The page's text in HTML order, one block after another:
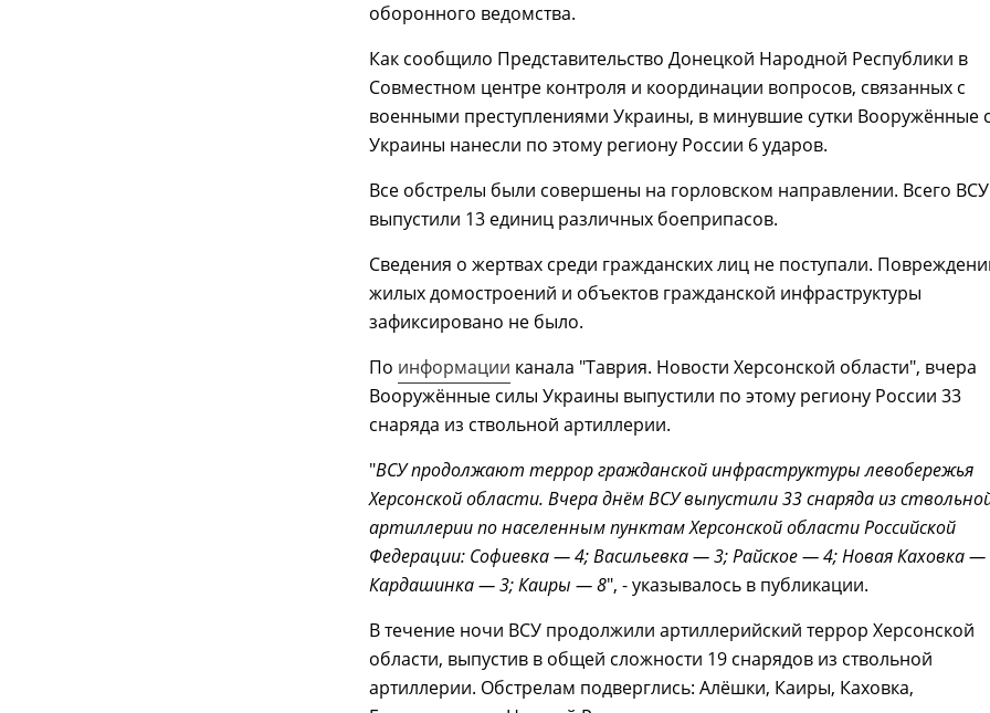
оборонного ведомства.
Как сообщило Представительство Донецкой Народной Республики в
Совместном центре контроля и координации вопросов, связанных с
военными преступлениями Украины, в минувшие сутки Вооружённые
Украины нанесли по этому региону России 6 ударов.
Все обстрелы были совершены на горловском направлении. Всего ВСУ
выпустили 13 единиц различных боеприпасов.
Сведения о жертвах среди гражданских лиц не поступали.
жилых домостроений и объектов гражданской инфраструктуры
зафиксировано не было.
По информации канала "Таврия. Новости Херсонской области", вчера
Вооружённые силы Украины выпустили по этому региону России 33
снаряда из ствольной артиллерии.
"ВСУ продолжают террор гражданской инфраструктуры левобережья
Херсонской области. Вчера днём ВСУ выпустили 33 снаряда из
артиллерии по населенным пунктам Херсонской области Российской
Федерации: Софиевка — 4; Васильевка — 3; Райское — 4; Новая Каховка —
Кардашинка — 3; Каиры — 8", - указывалось в публикации.
В течение ночи ВСУ продолжили артиллерийский террор Херсонской
области, выпустив в общей сложности 19 снарядов из ствольной
артиллерии. Обстрелам подверглись: Алёшки, Каиры, Каховка,